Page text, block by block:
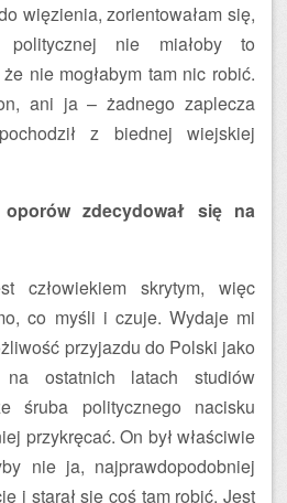
więzienia, zorientowałam się,
nie miałoby to
nie mogłabym tam nic robić.
ani ja – żadnego zaplecza
z biednej wiejskiej
zdecydował się na
człowiekiem skrytym, więc
co myśli i czuje. Wydaje mi
przyjazdu do Polski jako
ostatnich latach studiów
śruba politycznego nacisku
przykręcać. On był właściwie
nie ja, najprawdopodobniej
i starał się coś tam robić. Jest